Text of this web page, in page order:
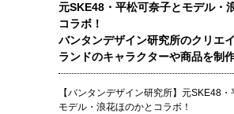
元SKE48・平松可奈子とモデル・
コラボ！
バンタンデザイン研究所のクリエ
ランドのキャラクターや商品を制
【バンタンデザイン研究所】元SKE48・
モデル・浪花ほのかとコラボ！